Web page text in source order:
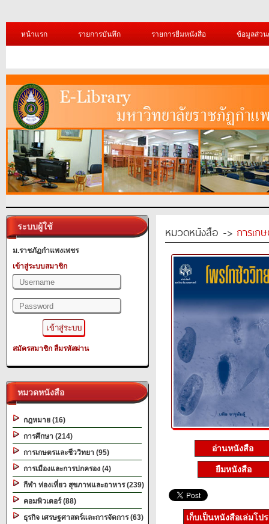
หน้าแรก รายการบันทึก รายการยืมหนังสือ ข้อมูลส่ว
ระบบผู้ใช้
ม.ราชภัฏกำแพงเพชร
เข้าสู่ระบบสมาชิก
สมัครสมาชิก ลืมรหัสผ่าน
หมวดหนังสือ
กฎหมาย (16)
การศึกษา (214)
การเกษตรและชีววิทยา (95)
การเมืองและการปกครอง (4)
กีฬา ท่องเที่ยว สุขภาพและอาหาร (239)
คอมพิวเตอร์ (88)
ธุรกิจ เศรษฐศาสตร์และการจัดการ (63)
หมวดหนังสือ -> การเก
อ่านหนังสือ
ยืมหนังสือ
เก็บเป็นหนังสือเล่มโป